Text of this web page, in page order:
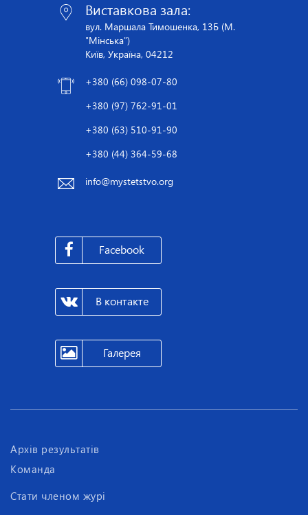
Виставкова зала:
вул. Маршала Тимошенка, 13Б (М.
"Мінська")
Київ, Україна, 04212
+380 (66) 098-07-80
+380 (97) 762-91-01
+380 (63) 510-91-90
+380 (44) 364-59-68
info@mystetstvo.org
Facebook
В контакте
Галерея
Архів результатів
Команда
Стати членом журі